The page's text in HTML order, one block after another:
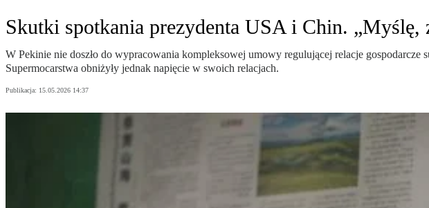
Skutki spotkania prezydenta USA i Chin. „Myślę,
W Pekinie nie doszło do wypracowania kompleksowej umowy regulującej relacje
Supermocarstwa obniżyły jednak napięcie w swoich relacjach.
Publikacja: 15.05.2026 14:37